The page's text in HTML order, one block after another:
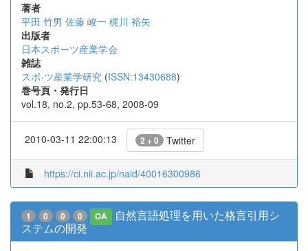
著者
平田 竹男 佐藤 峻一 梶川 裕矢
出版者
日本スポーツ産業学会
雑誌
スポ-ツ産業学研究 (ISSN:13430688)
巻号頁・発行日
vol.18, no.2, pp.53-68, 2008-09
2010-03-11 22:00:13 2 + 0 Twitter
https://ci.nii.ac.jp/naid/40016300986
1 0 0 0 OA
自然言語処理を用いた格言引用シ
ステムの開発